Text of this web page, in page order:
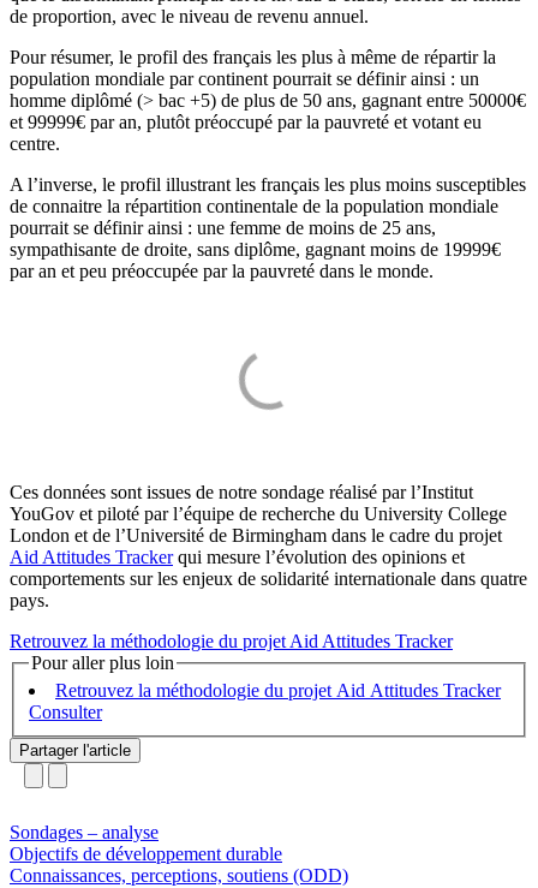
de proportion, avec le niveau de revenu annuel.
Pour résumer, le profil des français les plus à même de répartir la
population mondiale par continent pourrait se définir ainsi : un
homme diplômé (> bac +5) de plus de 50 ans, gagnant entre 50000€
et 99999€ par an, plutôt préoccupé par la pauvreté et votant eu
centre.
A l’inverse, le profil illustrant les français les plus moins susceptibles
de connaitre la répartition continentale de la population mondiale
pourrait se définir ainsi : une femme de moins de 25 ans,
sympathisante de droite, sans diplôme, gagnant moins de 19999€
par an et peu préoccupée par la pauvreté dans le monde.
Ces données sont issues de notre sondage réalisé par l’Institut
YouGov et piloté par l’équipe de recherche du University College
London et de l’Université de Birmingham dans le cadre du projet
Aid Attitudes Trackerqui mesure l’évolution des opinions et
comportements sur les enjeux de solidarité internationale dans quatre
pays.
Retrouvez la méthodologie du projet Aid Attitudes Tracker
Pour aller plus loin
Retrouvez la méthodologie du projet Aid Attitudes Tracker
Partager l'article
Sondages – analyse
Objectifs de développement durable
Connaissances, perceptions, soutiens (ODD)